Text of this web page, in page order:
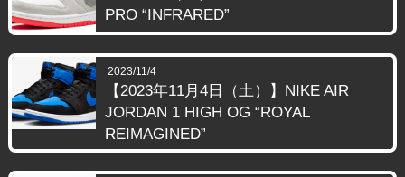
PRO “INFRARED”
2023/11/4
【2023年11月4日（土）】NIKE AIR
JORDAN 1 HIGH OG “ROYAL
REIMAGINED”